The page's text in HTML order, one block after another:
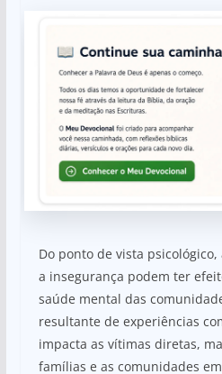
Do ponto de vista
a insegurança podem ter
saúde mental das
resultante de experiências
impacta as vítimas diretas,
famílias e as comunidades